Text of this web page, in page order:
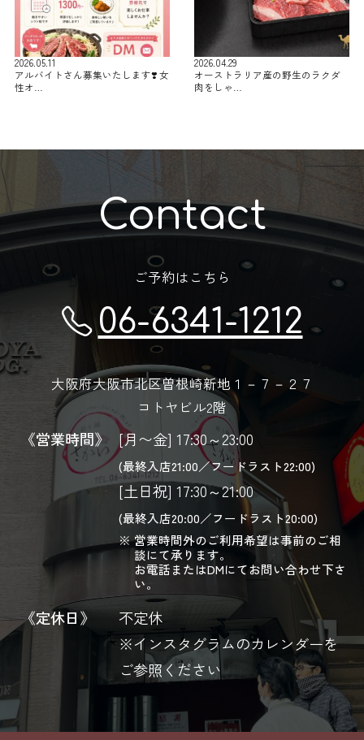
2026.05.11
アルバイトさん募集いたします❣️ 女
性オ…
2026.04.29
オーストラリア産の野生のラクダ
肉をしゃ…
Contact
ご予約はこちら
06-6341-1212
大阪府大阪市北区曽根崎新地１－７－２７
コトヤビル2階
《営業時間》 [月〜金] 17:30～23:00
(最終入店21:00／フードラスト22:00)
[土日祝] 17:30～21:00
(最終入店20:00／フードラスト20:00)
営業時間外のご利用希望は事前のご相
談にて承ります。
お電話またはDMにてお問い合わせ下さ
い。
《定休日》
不定休
※インスタグラムのカレンダーを
ご参照ください